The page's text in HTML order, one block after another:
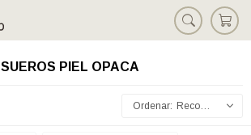
SUEROS PIEL OPACA
Recomendados